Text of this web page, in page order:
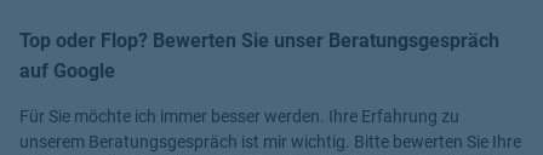
Top oder Flop? Bewerten Sie unser Beratungsgespräch
auf Google
Für Sie möchte ich immer besser werden. Ihre Erfahrung zu
unserem Beratungsgespräch ist mir wichtig. Bitte bewerten Sie Ihre